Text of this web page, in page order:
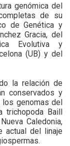
genómica del
de su
de Genética y
Gracia, del
Evolutiva y
(UB) y del
la relación de
conservados y
genomas del
trichopoda Baill
Caledonia,
actual del linaje